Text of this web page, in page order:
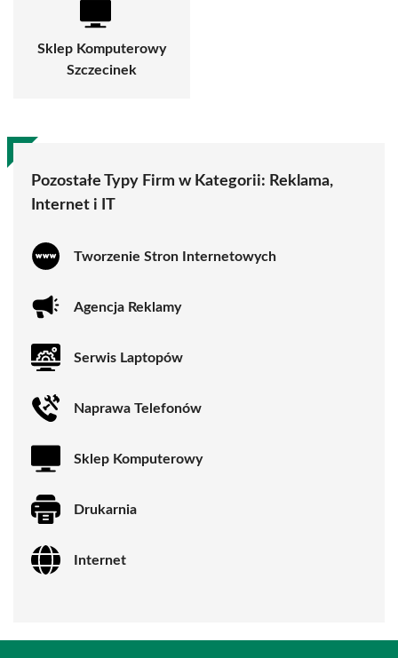
Sklep Komputerowy
Szczecinek
Pozostałe Typy Firm w Kategorii: Reklama,
Internet i IT
Tworzenie Stron Internetowych
Agencja Reklamy
Serwis Laptopów
Naprawa Telefonów
Sklep Komputerowy
Drukarnia
Internet